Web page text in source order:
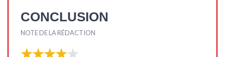
CONCLUSION
NOTE DE LA RÉDACTION